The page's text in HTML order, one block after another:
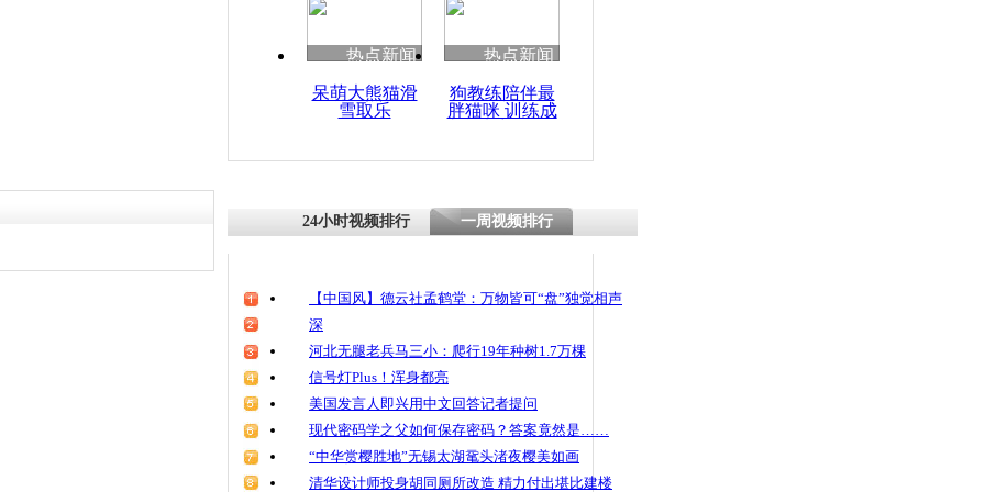
魂
热点新闻
呆萌大熊猫滑
雪取乐
热点新闻
狗教练陪伴最
胖猫咪 训练成
24小时视频排行 一周视频排行
【中国风】德云社孟鹤堂：万物皆可“盘”独觉相声
深
河北无腿老兵马三小：爬行19年种树1.7万棵
信号灯Plus！浑身都亮
美国发言人即兴用中文回答记者提问
现代密码学之父如何保存密码？答案竟然是……
“中华赏樱胜地”无锡太湖鼋头渚夜樱美如画
清华设计师投身胡同厕所改造 精力付出堪比建楼